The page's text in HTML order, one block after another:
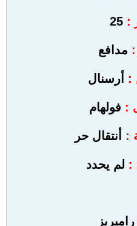
:
25
مدافع
: أرسنال
: فولهام
: أنتقال حر
: لم يحدد
راميريز